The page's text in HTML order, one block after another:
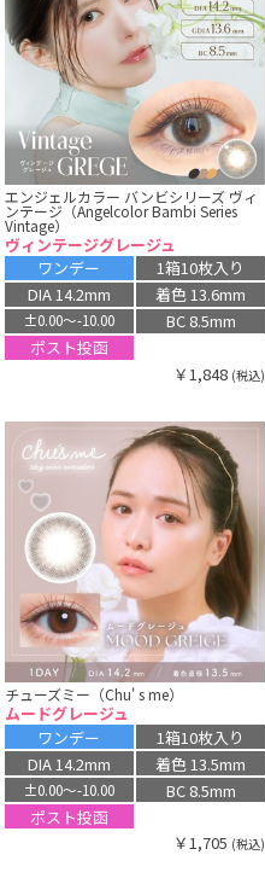
エンジェルカラー バンビシリーズ ヴィ
ンテージ（Angelcolor Bambi Series
Vintage）
ヴィンテージグレージュ
ワンデー
1箱10枚入り
DIA 14.2mm
着色 13.6mm
±0.00〜-10.00
BC 8.5mm
ポスト投函
￥1,848 (税込)
チューズミー（Chu' s me）
ムードグレージュ
ワンデー
1箱10枚入り
DIA 14.2mm
着色 13.5mm
±0.00〜-10.00
BC 8.5mm
ポスト投函
￥1,705 (税込)